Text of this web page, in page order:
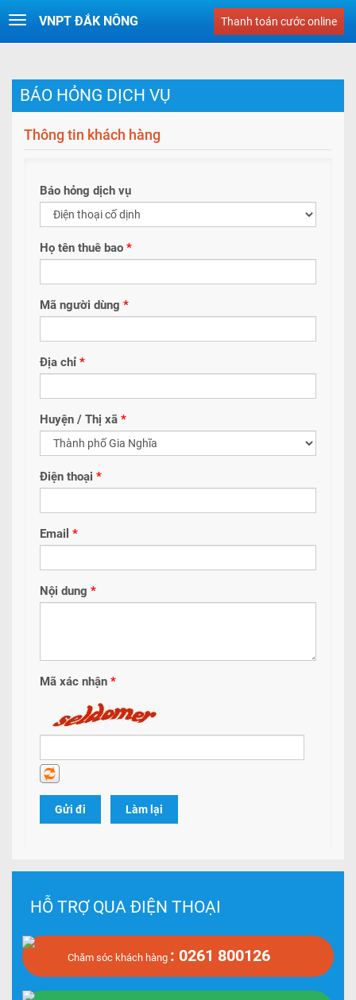
Thanh toán cước online
Toggle
navigation
VNPT ĐẮK NÔNG
BÁO HỎNG DỊCH VỤ
Thông tin khách hàng
Báo hỏng dịch vụ
Họ tên thuê bao *
Mã người dùng *
Địa chỉ *
Huyện / Thị xã *
Điện thoại *
Email *
Nội dung *
Mã xác nhận *
Gửi đi Làm lại
HỖ TRỢ QUA ĐIỆN THOẠI
Chăm sóc khách hàng : 0261 800126